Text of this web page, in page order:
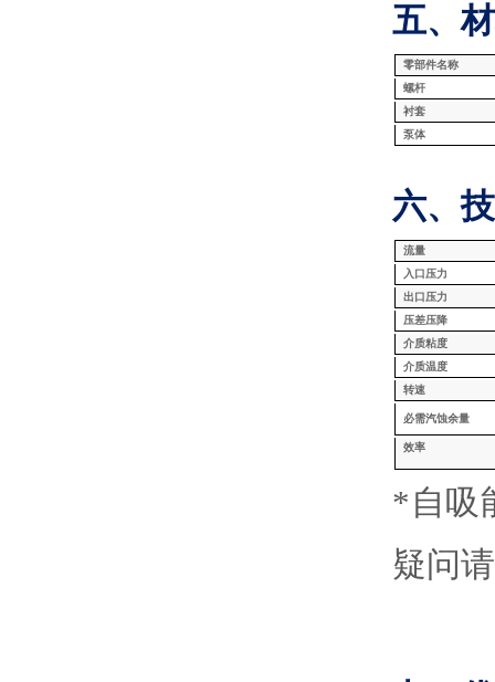
五、
零部件名称
螺杆
衬套
泵体
六、
流量
入口压力
出口压力
压差压降
介质粘度
介质温度
转速
必需汽蚀余量
效率
*自吸
疑问